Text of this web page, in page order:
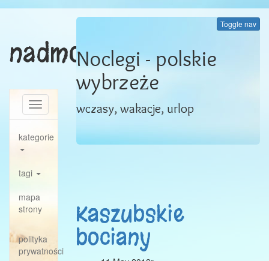
nadmorski.com
Toggle
navigation
kategorie
tagi
mapa
strony
polityka
prywatności
Toggle nav
Noclegi - polskie
wybrzeże
wczasy, wakacje, urlop
Kaszubskie
bociany